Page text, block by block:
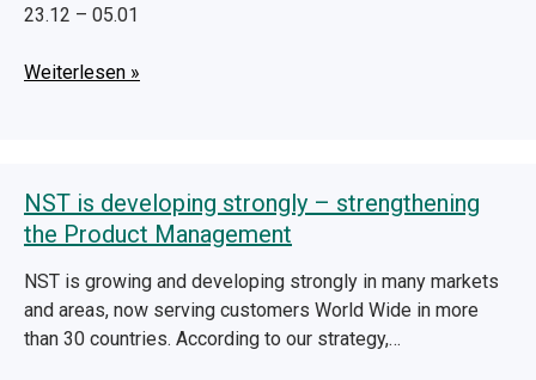
23.12 – 05.01
Weiterlesen »
NST is developing strongly – strengthening
the Product Management
NST is growing and developing strongly in many markets
and areas, now serving customers World Wide in more
than 30 countries. According to our strategy,…